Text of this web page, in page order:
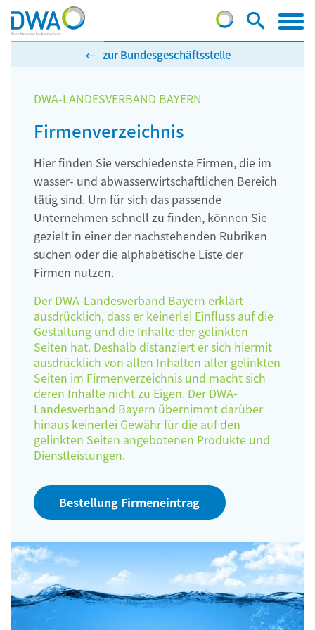
zur Bundesgeschäftsstelle
DWA-LANDESVERBAND BAYERN
Firmenverzeichnis
Hier finden Sie verschiedenste Firmen, die im
wasser- und abwasserwirtschaftlichen Bereich
tätig sind. Um für sich das passende
Unternehmen schnell zu finden, können Sie
gezielt in einer der nachstehenden Rubriken
suchen oder die alphabetische Liste der
Firmen nutzen.
Der DWA-Landesverband Bayern erklärt
ausdrücklich, dass er keinerlei Einfluss auf die
Gestaltung und die Inhalte der gelinkten
Seiten hat. Deshalb distanziert er sich hiermit
ausdrücklich von allen Inhalten aller gelinkten
Seiten im Firmenverzeichnis und macht sich
deren Inhalte nicht zu Eigen. Der DWA-
Landesverband Bayern übernimmt darüber
hinaus keinerlei Gewähr für die auf den
gelinkten Seiten angebotenen Produkte und
Dienstleistungen.
Bestellung Firmeneintrag